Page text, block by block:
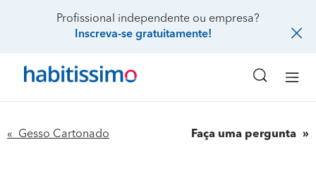
Profissional independente ou empresa?
Inscreva-se gratuitamente!
« Gesso Cartonado Faça uma pergunta